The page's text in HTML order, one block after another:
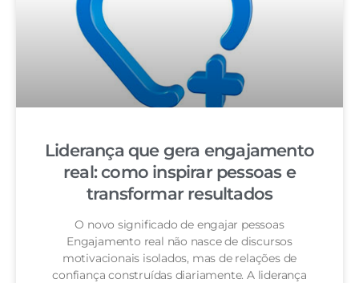
Liderança que gera engajamento
real: como inspirar pessoas e
transformar resultados
O novo significado de engajar pessoas
Engajamento real não nasce de discursos
motivacionais isolados, mas de relações de
confiança construídas diariamente. A liderança